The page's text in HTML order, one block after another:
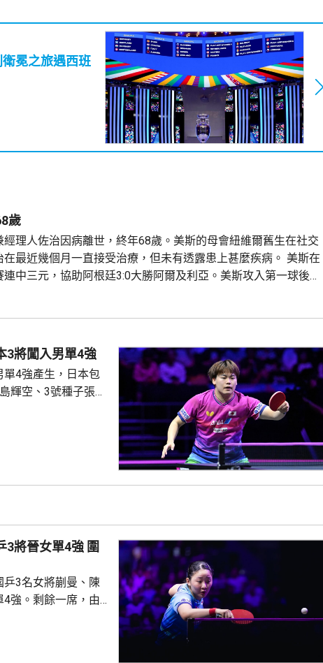
冕之旅遇西班
歲
經理人佐治因病離世，終年68歲。美斯的母會紐維爾舊生在社交
最近幾個月一直接受治療，但未有透露患上甚麼疾病。 美斯在
中三元，協助阿根廷3:0大勝阿爾及利亞。美斯攻入第一球後激
與體育無關，指自己經歷了艱難複雜的日子，感謝隊友支持，
3將闖入男單4強
4強產生，日本包
輝空、3號種子張本
局11:9、11:4及
晉女單4強 圍
3名女將蒯曼、陳
強。剩餘一席，由
11:8及11:4；早田希